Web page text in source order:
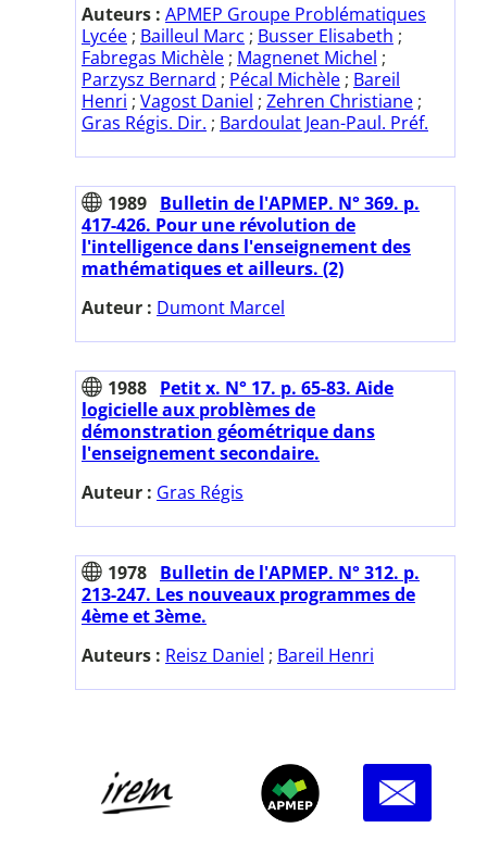
Auteurs : APMEP Groupe Problématiques
Lycée ; Bailleul Marc ; Busser Elisabeth ;
Fabregas Michèle ; Magnenet Michel ;
Parzysz Bernard ; Pécal Michèle ; Bareil
Henri ; Vagost Daniel ; Zehren Christiane ;
Gras Régis. Dir. ; Bardoulat Jean-Paul. Préf.
1989 Bulletin de l'APMEP. N° 369. p.
417-426. Pour une révolution de
l'intelligence dans l'enseignement des
mathématiques et ailleurs. (2)
Auteur : Dumont Marcel
1988 Petit x. N° 17. p. 65-83. Aide
logicielle aux problèmes de
démonstration géométrique dans
l'enseignement secondaire.
Auteur : Gras Régis
1978 Bulletin de l'APMEP. N° 312. p.
213-247. Les nouveaux programmes de
4ème et 3ème.
Auteurs : Reisz Daniel ; Bareil Henri